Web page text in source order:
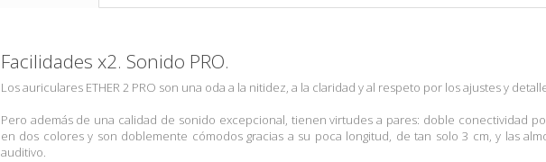
Facilidades x2. Sonido PRO.
Los auriculares ETHER 2 PRO son una oda a la nitidez, a la claridad y al respeto por los ajustes y
Pero además de una calidad de sonido excepcional, tienen virtudes a pares: doble conectividad
en dos colores y son doblemente cómodos gracias a su poca longitud, de tan solo 3 cm, y las
auditivo.